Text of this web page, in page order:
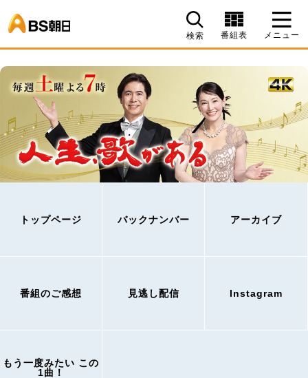
検索 番組表 メニュー
トップページ バックナンバー アーカイブ
番組のご感想 見逃し配信 Instagram
もう一度みたい この
1曲！